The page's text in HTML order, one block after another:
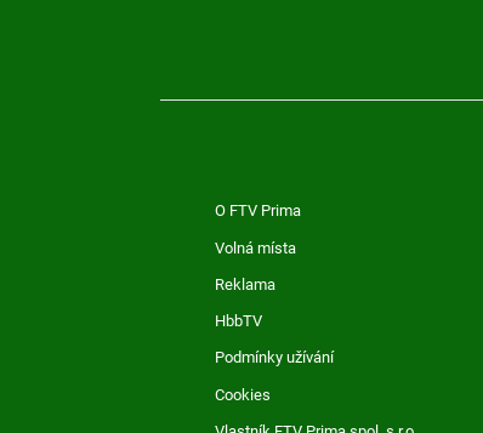
O FTV Prima
Volná místa
Reklama
HbbTV
Podmínky užívání
Cookies